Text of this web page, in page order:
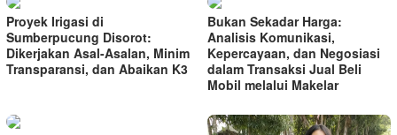
Proyek Irigasi di
Sumberpucung Disorot:
Dikerjakan Asal-Asalan, Minim
Transparansi, dan Abaikan K3
Bukan Sekadar Harga:
Analisis Komunikasi,
Kepercayaan, dan Negosiasi
dalam Transaksi Jual Beli
Mobil melalui Makelar